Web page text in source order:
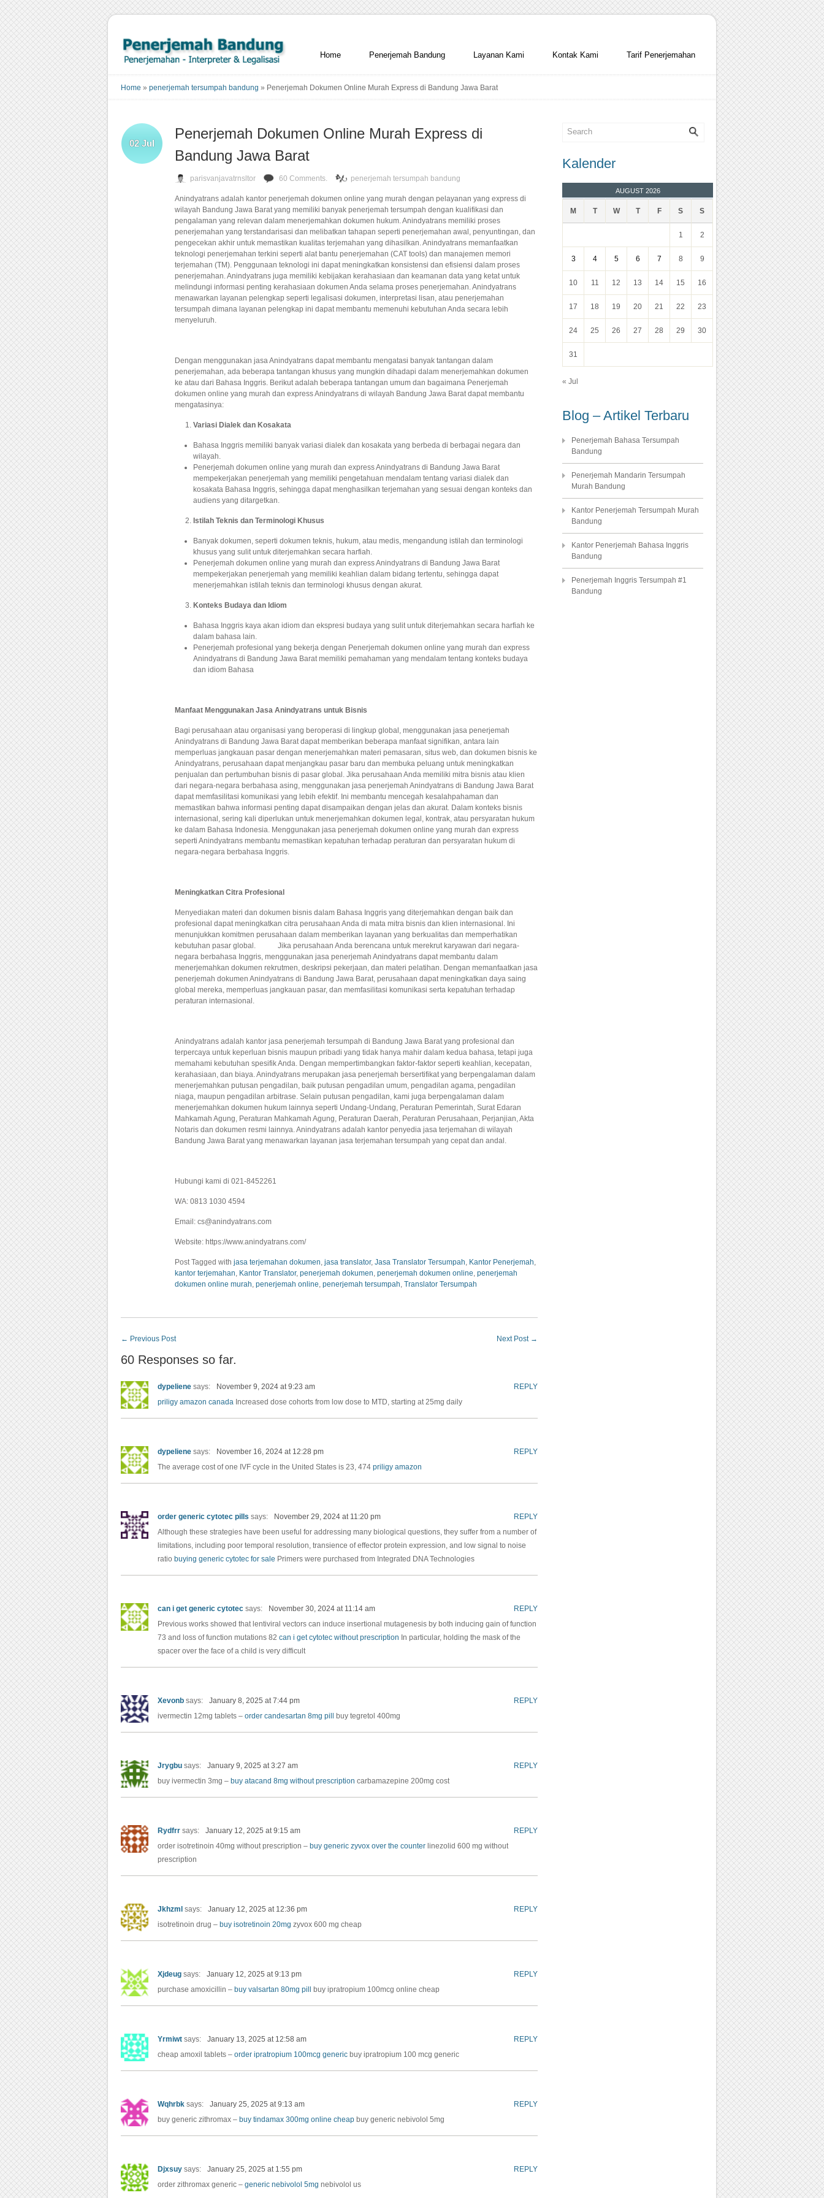
Home Penerjemah Bandung Layanan Kami Kontak Kami Tarif Penerjemahan
Home » penerjemah tersumpah bandung » Penerjemah Dokumen Online Murah Express di Bandung Jawa Barat
Penerjemah Dokumen Online Murah Express di
Bandung Jawa Barat
02 Jul
parisvanjavatrnsltor 60 Comments. penerjemah tersumpah bandung
Anindyatrans adalah kantor penerjemah dokumen online yang murah dengan pelayanan yang express di
wilayah Bandung Jawa Barat yang memiliki banyak penerjemah tersumpah dengan kualifikasi dan
pengalaman yang relevan dalam menerjemahkan dokumen hukum. Anindyatrans memiliki proses
penerjemahan yang terstandarisasi dan melibatkan tahapan seperti penerjemahan awal, penyuntingan, dan
pengecekan akhir untuk memastikan kualitas terjemahan yang dihasilkan. Anindyatrans memanfaatkan
teknologi penerjemahan terkini seperti alat bantu penerjemahan (CAT tools) dan manajemen memori
terjemahan (TM). Penggunaan teknologi ini dapat meningkatkan konsistensi dan efisiensi dalam proses
penerjemahan. Anindyatrans juga memiliki kebijakan kerahasiaan dan keamanan data yang ketat untuk
melindungi informasi penting kerahasiaan dokumen Anda selama proses penerjemahan. Anindyatrans
menawarkan layanan pelengkap seperti legalisasi dokumen, interpretasi lisan, atau penerjemahan
tersumpah dimana layanan pelengkap ini dapat membantu memenuhi kebutuhan Anda secara lebih
menyeluruh.
Dengan menggunakan jasa Anindyatrans dapat membantu mengatasi banyak tantangan dalam
penerjemahan, ada beberapa tantangan khusus yang mungkin dihadapi dalam menerjemahkan dokumen
ke atau dari Bahasa Inggris. Berikut adalah beberapa tantangan umum dan bagaimana Penerjemah
dokumen online yang murah dan express Anindyatrans di wilayah Bandung Jawa Barat dapat membantu
mengatasinya:
Variasi Dialek dan Kosakata
Bahasa Inggris memiliki banyak variasi dialek dan kosakata yang berbeda di berbagai negara dan
wilayah.
Penerjemah dokumen online yang murah dan express Anindyatrans di Bandung Jawa Barat
mempekerjakan penerjemah yang memiliki pengetahuan mendalam tentang variasi dialek dan
kosakata Bahasa Inggris, sehingga dapat menghasilkan terjemahan yang sesuai dengan konteks dan
audiens yang ditargetkan.
Istilah Teknis dan Terminologi Khusus
Banyak dokumen, seperti dokumen teknis, hukum, atau medis, mengandung istilah dan terminologi
khusus yang sulit untuk diterjemahkan secara harfiah.
Penerjemah dokumen online yang murah dan express Anindyatrans di Bandung Jawa Barat
mempekerjakan penerjemah yang memiliki keahlian dalam bidang tertentu, sehingga dapat
menerjemahkan istilah teknis dan terminologi khusus dengan akurat.
Konteks Budaya dan Idiom
Bahasa Inggris kaya akan idiom dan ekspresi budaya yang sulit untuk diterjemahkan secara harfiah ke
dalam bahasa lain.
Penerjemah profesional yang bekerja dengan Penerjemah dokumen online yang murah dan express
Anindyatrans di Bandung Jawa Barat memiliki pemahaman yang mendalam tentang konteks budaya
dan idiom Bahasa
Manfaat Menggunakan Jasa Anindyatrans untuk Bisnis
Bagi perusahaan atau organisasi yang beroperasi di lingkup global, menggunakan jasa penerjemah
Anindyatrans di Bandung Jawa Barat dapat memberikan beberapa manfaat signifikan, antara lain
memperluas jangkauan pasar dengan menerjemahkan materi pemasaran, situs web, dan dokumen bisnis ke
Anindyatrans, perusahaan dapat menjangkau pasar baru dan membuka peluang untuk meningkatkan
penjualan dan pertumbuhan bisnis di pasar global. Jika perusahaan Anda memiliki mitra bisnis atau klien
dari negara-negara berbahasa asing, menggunakan jasa penerjemah Anindyatrans di Bandung Jawa Barat
dapat memfasilitasi komunikasi yang lebih efektif. Ini membantu mencegah kesalahpahaman dan
memastikan bahwa informasi penting dapat disampaikan dengan jelas dan akurat. Dalam konteks bisnis
internasional, sering kali diperlukan untuk menerjemahkan dokumen legal, kontrak, atau persyaratan hukum
ke dalam Bahasa Indonesia. Menggunakan jasa penerjemah dokumen online yang murah dan express
seperti Anindyatrans membantu memastikan kepatuhan terhadap peraturan dan persyaratan hukum di
negara-negara berbahasa Inggris.
Meningkatkan Citra Profesional
Menyediakan materi dan dokumen bisnis dalam Bahasa Inggris yang diterjemahkan dengan baik dan
profesional dapat meningkatkan citra perusahaan Anda di mata mitra bisnis dan klien internasional. Ini
menunjukkan komitmen perusahaan dalam memberikan layanan yang berkualitas dan memperhatikan
kebutuhan pasar global. Jika perusahaan Anda berencana untuk merekrut karyawan dari negara-
negara berbahasa Inggris, menggunakan jasa penerjemah Anindyatrans dapat membantu dalam
menerjemahkan dokumen rekrutmen, deskripsi pekerjaan, dan materi pelatihan. Dengan memanfaatkan jasa
penerjemah dokumen Anindyatrans di Bandung Jawa Barat, perusahaan dapat meningkatkan daya saing
global mereka, memperluas jangkauan pasar, dan memfasilitasi komunikasi serta kepatuhan terhadap
peraturan internasional.
Anindyatrans adalah kantor jasa penerjemah tersumpah di Bandung Jawa Barat yang profesional dan
terpercaya untuk keperluan bisnis maupun pribadi yang tidak hanya mahir dalam kedua bahasa, tetapi juga
memahami kebutuhan spesifik Anda. Dengan mempertimbangkan faktor-faktor seperti keahlian, kecepatan,
kerahasiaan, dan biaya. Anindyatrans merupakan jasa penerjemah bersertifikat yang berpengalaman dalam
menerjemahkan putusan pengadilan, baik putusan pengadilan umum, pengadilan agama, pengadilan
niaga, maupun pengadilan arbitrase. Selain putusan pengadilan, kami juga berpengalaman dalam
menerjemahkan dokumen hukum lainnya seperti Undang-Undang, Peraturan Pemerintah, Surat Edaran
Mahkamah Agung, Peraturan Mahkamah Agung, Peraturan Daerah, Peraturan Perusahaan, Perjanjian, Akta
Notaris dan dokumen resmi lainnya. Anindyatrans adalah kantor penyedia jasa terjemahan di wilayah
Bandung Jawa Barat yang menawarkan layanan jasa terjemahan tersumpah yang cepat dan andal.
Hubungi kami di 021-8452261
WA: 0813 1030 4594
Email: cs@anindyatrans.com
Website: https://www.anindyatrans.com/
Post Tagged with jasa terjemahan dokumen, jasa translator, Jasa Translator Tersumpah, Kantor Penerjemah,
kantor terjemahan, Kantor Translator, penerjemah dokumen, penerjemah dokumen online, penerjemah
dokumen online murah, penerjemah online, penerjemah tersumpah, Translator Tersumpah
← Previous Post Next Post →
60 Responses so far.
dypeliene says:
November 9, 2024 at 9:23 am
priligy amazon canada Increased dose cohorts from low dose to MTD, starting at 25mg daily
REPLY
dypeliene says:
November 16, 2024 at 12:28 pm
The average cost of one IVF cycle in the United States is 23, 474 priligy amazon
REPLY
order generic cytotec pills says:
November 29, 2024 at 11:20 pm
Although these strategies have been useful for addressing many biological questions, they suffer from a number of
limitations, including poor temporal resolution, transience of effector protein expression, and low signal to noise
ratio buying generic cytotec for sale Primers were purchased from Integrated DNA Technologies
REPLY
can i get generic cytotec says:
November 30, 2024 at 11:14 am
Previous works showed that lentiviral vectors can induce insertional mutagenesis by both inducing gain of function
73 and loss of function mutations 82 can i get cytotec without prescription In particular, holding the mask of the
spacer over the face of a child is very difficult
REPLY
Xevonb says:
January 8, 2025 at 7:44 pm
ivermectin 12mg tablets – order candesartan 8mg pill buy tegretol 400mg
REPLY
Jrygbu says:
January 9, 2025 at 3:27 am
buy ivermectin 3mg – buy atacand 8mg without prescription carbamazepine 200mg cost
REPLY
Rydfrr says:
January 12, 2025 at 9:15 am
order isotretinoin 40mg without prescription – buy generic zyvox over the counter linezolid 600 mg without
prescription
REPLY
Jkhzml says:
January 12, 2025 at 12:36 pm
isotretinoin drug – buy isotretinoin 20mg zyvox 600 mg cheap
REPLY
Xjdeug says:
January 12, 2025 at 9:13 pm
purchase amoxicillin – buy valsartan 80mg pill buy ipratropium 100mcg online cheap
REPLY
Yrmiwt says:
January 13, 2025 at 12:58 am
cheap amoxil tablets – order ipratropium 100mcg generic buy ipratropium 100 mcg generic
REPLY
Wqhrbk says:
January 25, 2025 at 9:13 am
buy generic zithromax – buy tindamax 300mg online cheap buy generic nebivolol 5mg
REPLY
Djxsuy says:
January 25, 2025 at 1:55 pm
order zithromax generic – generic nebivolol 5mg nebivolol us
REPLY
Kalender
AUGUST 2026
M T W T F S S
1 2
3 4 5 6 7 8 9
10 11 12 13 14 15 16
17 18 19 20 21 22 23
24 25 26 27 28 29 30
31
« Jul
Blog – Artikel Terbaru
Penerjemah Bahasa Tersumpah
Bandung
Penerjemah Mandarin Tersumpah
Murah Bandung
Kantor Penerjemah Tersumpah Murah
Bandung
Kantor Penerjemah Bahasa Inggris
Bandung
Penerjemah Inggris Tersumpah #1
Bandung